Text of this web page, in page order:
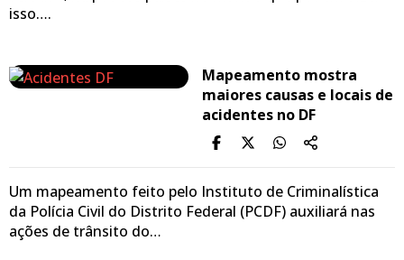
isso….
Mapeamento mostra
maiores causas e locais de
acidentes no DF
Um mapeamento feito pelo Instituto de Criminalística
da Polícia Civil do Distrito Federal (PCDF) auxiliará nas
ações de trânsito do…